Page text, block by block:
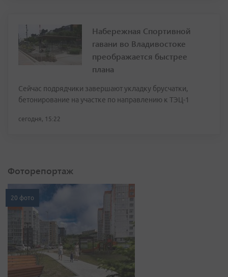
Набережная Спортивной
гавани во Владивостоке
преображается быстрее
плана
Сейчас подрядчики завершают укладку брусчатки,
бетонирование на участке по направлению к ТЭЦ-1
сегодня, 15:22
Фоторепортаж
20 фото